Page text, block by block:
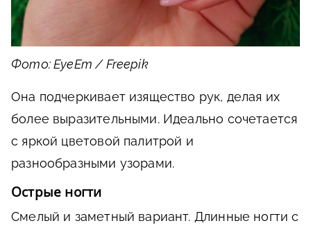
Фото: EyeEm / Freepik
Она подчеркивает изящество рук, делая их
более выразительными. Идеально сочетается
с яркой цветовой палитрой и
разнообразными узорами.
Острые ногти
Смелый и заметный вариант. Длинные ногти с